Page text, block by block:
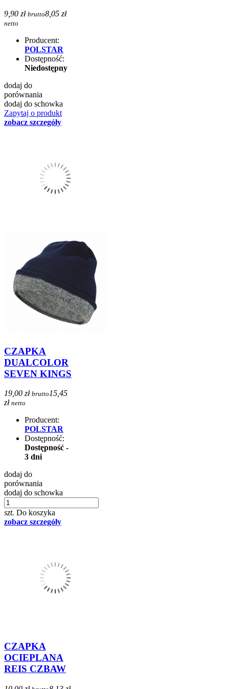
9,90 zł brutto8,05 zł
netto
Producent:
POLSTAR
Dostępność:
Niedostępny
dodaj do
porównania
dodaj do schowka
Zapytaj o produkt
zobacz szczegóły
CZAPKA
DUALCOLOR
SEVEN KINGS
19,00 zł brutto15,45
zł netto
Producent:
POLSTAR
Dostępność:
Dostępność -
3 dni
dodaj do
porównania
dodaj do schowka
szt. Do koszyka
zobacz szczegóły
CZAPKA
OCIEPLANA
REIS CZBAW